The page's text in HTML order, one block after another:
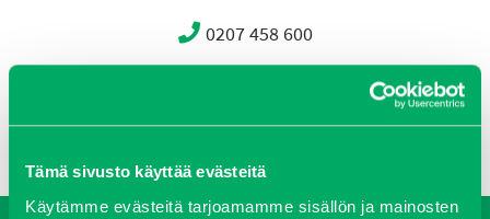
Tämä sivusto käyttää evästeitä
Käytämme evästeitä tarjoamamme sisällön ja mainosten
0207 458 600
Ota yhteyttä
Vastuullisuus